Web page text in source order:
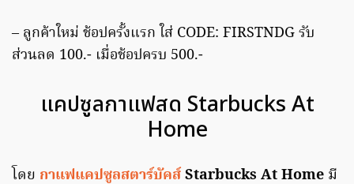
– ลูกค้าใหม่ ช้อปครั้งแรก ใส่ CODE: FIRSTNDG รับ
ส่วนลด 100.- เมื่อช้อปครบ 500.-
แคปซูลกาแฟสด Starbucks At
Home
โดย กาแฟแคปซูลสตาร์บัคส์Starbucks At Home มี